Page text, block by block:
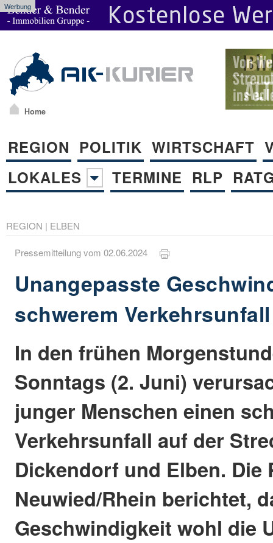
Werbung
Home
REGION POLITIK WIRTSCHAFT
LOKALES
TERMINE RLP
REGION | ELBEN
Pressemitteilung vom 02.06.2024
Unangepasste
schwerem
In den frühen
Sonntags (2. Juni)
junger Menschen einen
Verkehrsunfall auf der
Dickendorf und Elben.
Neuwied/Rhein berichtet,
Geschwindigkeit wohl die